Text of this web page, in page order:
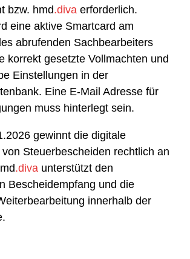
bzw. hmd.diva erforderlich.
eine aktive Smartcard am
abrufenden Sachbearbeiters
korrekt gesetzte Vollmachten und
Einstellungen in der
Eine E-Mail Adresse für
muss hinterlegt sein.
gewinnt die digitale
Steuerbescheiden rechtlich an
.diva unterstützt den
Bescheidempfang und die
innerhalb der